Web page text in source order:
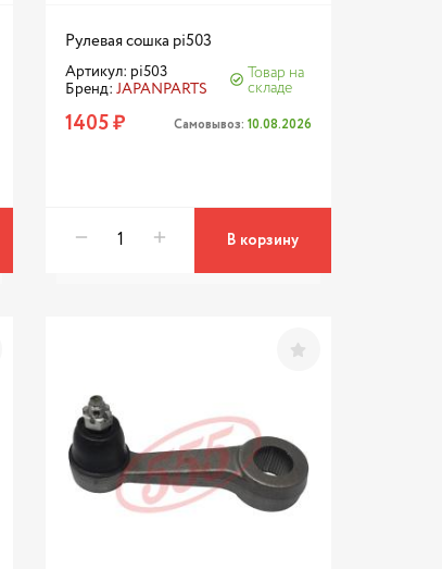
Рулевая сошка pi503
Артикул: pi503
Бренд:JAPANPARTS
Товар на
складе
1405 ₽ Самовывоз: 10.08.2026
В корзину